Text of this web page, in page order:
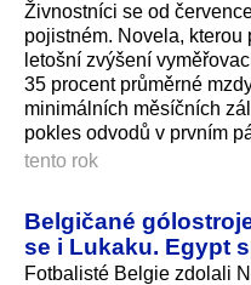
Živnostníci se od
pojistném. Novela,
letošní zvýšení
35 procent průměrné
minimálních měsíčních
pokles odvodů v prvním
tento rok
Belgičané
se i Lukaku. Egypt
Fotbalisté Belgie zdolali